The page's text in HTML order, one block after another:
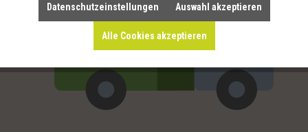
Datenschutzeinstellungen Auswahl akzeptieren
Alle Cookies akzeptieren